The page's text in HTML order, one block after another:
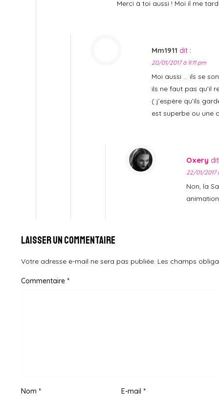
Merci à toi aussi ! Moi il me
Mm1911 dit :
20/01/2017 à 9:11 pm
Moi aussi … ils se
ils ne faut pas qu’il
( j’espère qu’ils
est superbe ou une
Oxery
22/01/2017
Non, la
Laisser un commentaire
Votre adresse e-mail ne sera pas publiée. Les champs
Commentaire*
Nom* E-mail *